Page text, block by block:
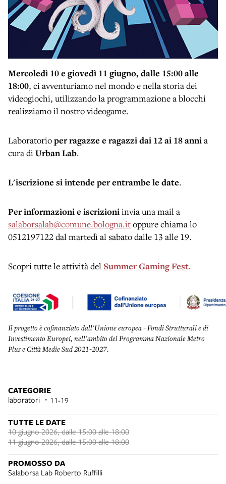
Mercoledì 10 e giovedì 11 giugno, dalle 15:00 alle
18:00, ci avventuriamo nel mondo e nella storia dei
videogiochi, utilizzando la programmazione a blocchi
realizziamo il nostro videogame.
Laboratorioper ragazze e ragazzi dai 12 ai 18 anni a
cura di Urban Lab.
L'iscrizione si intende per entrambe le date.
Per informazioni e iscrizioni invia una mail a
salaborsalab@comune.bologna.itoppure chiama lo
0512197122 dal martedì al sabato dalle 13 alle 19.
Scopri tutte le attività del Summer Gaming Fest.
Il progetto è cofinanziato dall'Unione europea - Fondi Strutturali e di
Investimento Europei, nell'ambito del Programma Nazionale Metro
Plus e Città Medie Sud 2021-2027.
CATEGORIE
laboratori 11-19
TUTTE LE DATE
10 giugno 2026, dalle 15:00 alle 18:00
11 giugno 2026, dalle 15:00 alle 18:00
PROMOSSO DA
Salaborsa Lab Roberto Ruffilli